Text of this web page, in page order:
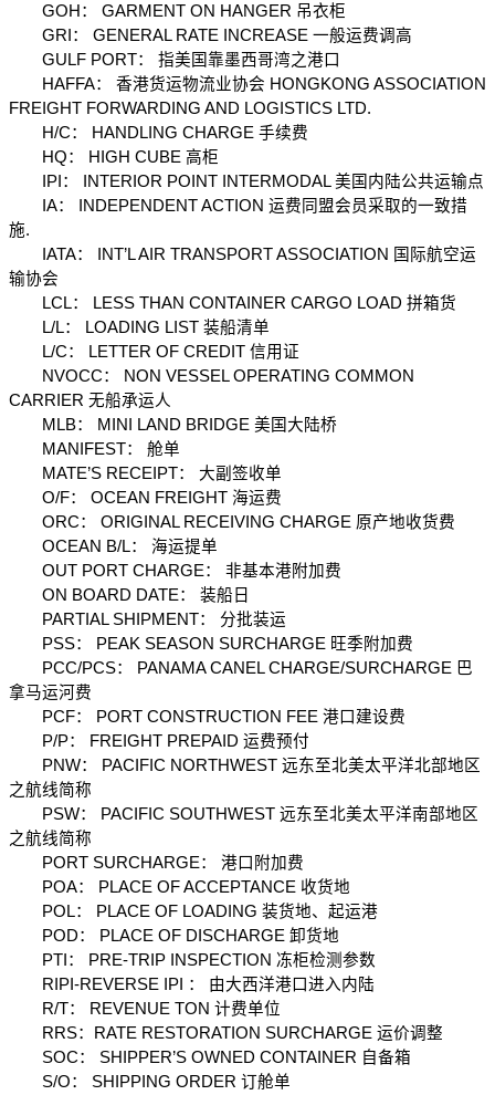
GOH： GARMENT ON HANGER 吊衣柜
GRI： GENERAL RATE INCREASE 一般运费调高
GULF PORT： 指美国靠墨西哥湾之港口
HAFFA： 香港货运物流业协会 HONGKONG ASSOCIATION
FREIGHT FORWARDING AND LOGISTICS LTD.
H/C： HANDLING CHARGE 手续费
HQ： HIGH CUBE 高柜
IPI： INTERIOR POINT INTERMODAL 美国内陆公共运输点
IA： INDEPENDENT ACTION 运费同盟会员采取的一致措
施.
IATA： INT’L AIR TRANSPORT ASSOCIATION 国际航空运
输协会
LCL： LESS THAN CONTAINER CARGO LOAD 拼箱货
L/L： LOADING LIST 装船清单
L/C： LETTER OF CREDIT 信用证
NVOCC： NON VESSEL OPERATING COMMON
CARRIER 无船承运人
MLB： MINI LAND BRIDGE 美国大陆桥
MANIFEST： 舱单
MATE’S RECEIPT： 大副签收单
O/F： OCEAN FREIGHT 海运费
ORC： ORIGINAL RECEIVING CHARGE 原产地收货费
OCEAN B/L： 海运提单
OUT PORT CHARGE： 非基本港附加费
ON BOARD DATE： 装船日
PARTIAL SHIPMENT： 分批装运
PSS： PEAK SEASON SURCHARGE 旺季附加费
PCC/PCS： PANAMA CANEL CHARGE/SURCHARGE 巴
拿马运河费
PCF： PORT CONSTRUCTION FEE 港口建设费
P/P： FREIGHT PREPAID 运费预付
PNW： PACIFIC NORTHWEST 远东至北美太平洋北部地区
之航线简称
PSW： PACIFIC SOUTHWEST 远东至北美太平洋南部地区
之航线简称
PORT SURCHARGE： 港口附加费
POA： PLACE OF ACCEPTANCE 收货地
POL： PLACE OF LOADING 装货地、起运港
POD： PLACE OF DISCHARGE 卸货地
PTI： PRE-TRIP INSPECTION 冻柜检测参数
RIPI-REVERSE IPI ： 由大西洋港口进入内陆
R/T： REVENUE TON 计费单位
RRS：RATE RESTORATION SURCHARGE 运价调整
SOC： SHIPPER’S OWNED CONTAINER 自备箱
S/O： SHIPPING ORDER 订舱单